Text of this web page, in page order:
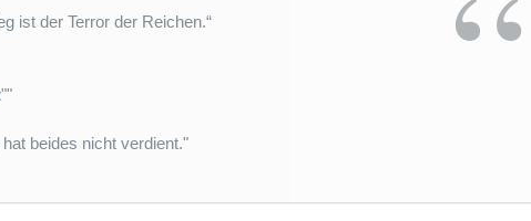
ist der Terror der Reichen.“
""
beides nicht verdient."